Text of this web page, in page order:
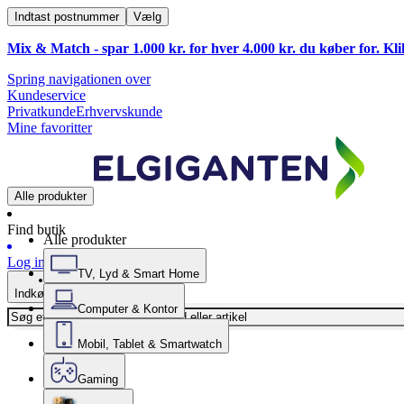
Indtast postnummer Vælg
Mix & Match - spar 1.000 kr. for hver 4.000 kr. du køber for.
Spring navigationen over
Kundeservice
PrivatkundeErhvervskunde
Mine favoritter
Alle produkter
Find butik
Log ind
Indkøbskurv
Alle produkter
TV, Lyd & Smart Home
Computer & Kontor
Mobil, Tablet & Smartwatch
Gaming